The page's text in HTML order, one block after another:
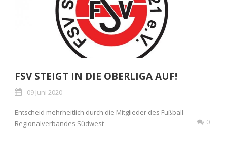
FSV STEIGT IN DIE OBERLIGA AUF!
09 Juni 2020
Entscheid mehrheitlich durch die Mitglieder des Fußball-
Regionalverbandes Südwest
0